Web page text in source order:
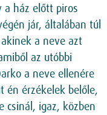
a ház előtt piros
jár, általában túl
a neve azt
az utóbbi
a neve ellenére
én érzékelek belőle,
csinál, igaz, közben